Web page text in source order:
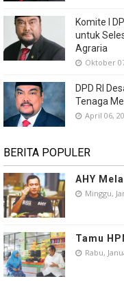
Komite I
untuk
Agraria
Oktober
DPD RI
Tenaga
April 06,
BERITA POPULER
AHY
Minggu,
Tamu
Rabu,